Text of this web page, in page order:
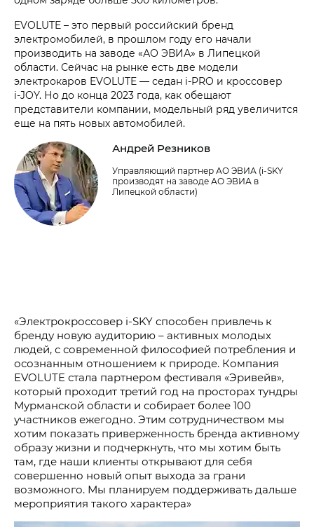
EVOLUTE – это первый российский бренд
электромобилей, в прошлом году его начали
производить на заводе «АО ЭВИА» в Липецкой
области. Сейчас на рынке есть две модели
электрокаров EVOLUTE — седан i‑PRO и кроссовер
i‑JOY. Но до конца 2023 года, как обещают
представители компании, модельный ряд увеличится
еще на пять новых автомобилей.
Андрей Резников
Управляющий партнер АО ЭВИА (i‑SKY
производят на заводе АО ЭВИА в
Липецкой области)
«Электрокроссовер i‑SKY способен привлечь к
бренду новую аудиторию – активных молодых
людей, с современной философией потребления и
осознанным отношением к природе. Компания
EVOLUTE стала партнером фестиваля «Эривейв»,
который проходит третий год на просторах тундры
Мурманской области и собирает более 100
участников ежегодно. Этим сотрудничеством мы
хотим показать приверженность бренда активному
образу жизни и подчеркнуть, что мы хотим быть
там, где наши клиенты открывают для себя
совершенно новый опыт выхода за грани
возможного. Мы планируем поддерживать дальше
мероприятия такого характера»